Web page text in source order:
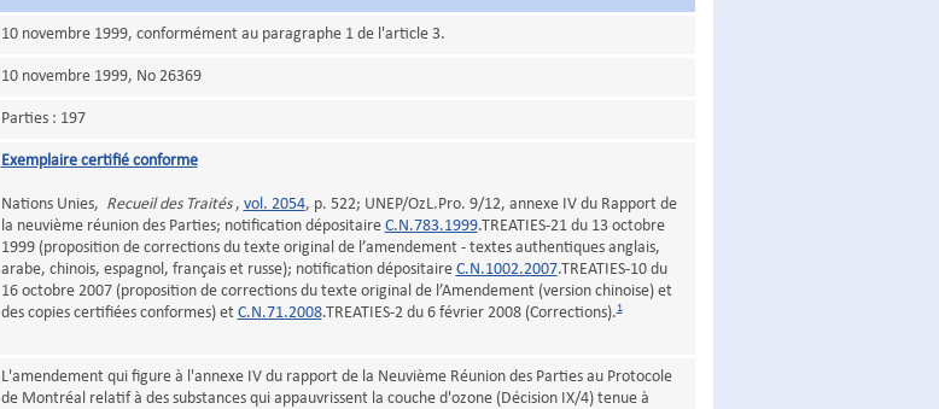
10 novembre 1999, conformément au paragraphe 1 de l'article 3.
10 novembre 1999, No 26369
Parties : 197
Exemplaire certifié conforme
Nations Unies, Recueil des Traités, vol. 2054, p. 522; UNEP/OzL.Pro. 9/12, annexe IV du Rapport de
la neuvième réunion des Parties; notification dépositaire C.N.783.1999.TREATIES-21 du 13 octobre
1999 (proposition de corrections du texte original de l’amendement - textes authentiques anglais,
arabe, chinois, espagnol, français et russe); notification dépositaire C.N.1002.2007.TREATIES-10 du
16 octobre 2007 (proposition de corrections du texte original de l’Amendement (version chinoise) et
des copies certifiées conformes) et C.N.71.2008.TREATIES-2 du 6 février 2008 (Corrections).1
L'amendement qui figure à l'annexe IV du rapport de la Neuvième Réunion des Parties au Protocole
de Montréal relatif à des substances qui appauvrissent la couche d'ozone (Décision IX/4) tenue à